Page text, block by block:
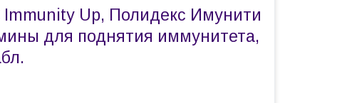
Immunity Up, Полидекс Имунити
для поднятия иммунитета,